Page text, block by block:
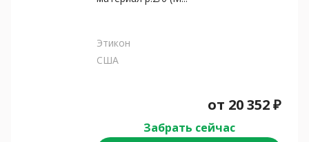
Этикон
США
от 20 352₽
Забрать сейчас